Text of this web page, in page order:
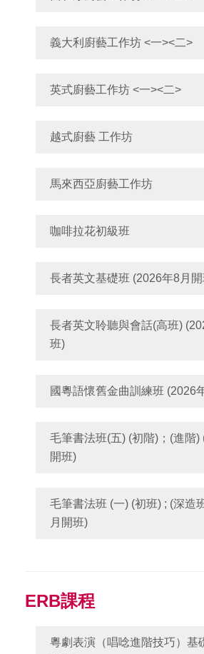
義大利廚藝工作坊 <一><二>
英式廚藝工作坊 <一><二>
越式廚藝 工作坊
馬來西亞廚藝工作坊
咖啡拉花初級班
長者英文基礎班 (2026年8月
長者英文聆聽與會話(高班)
班)
國粵語懷舊金曲訓練班 (2026
毛筆書法班(五) (初階)；(進階)
開班)
毛筆書法班 (一) (初班) ; (深造
月開班)
ERB課程
粵劇表演（唱唸進階技巧）基